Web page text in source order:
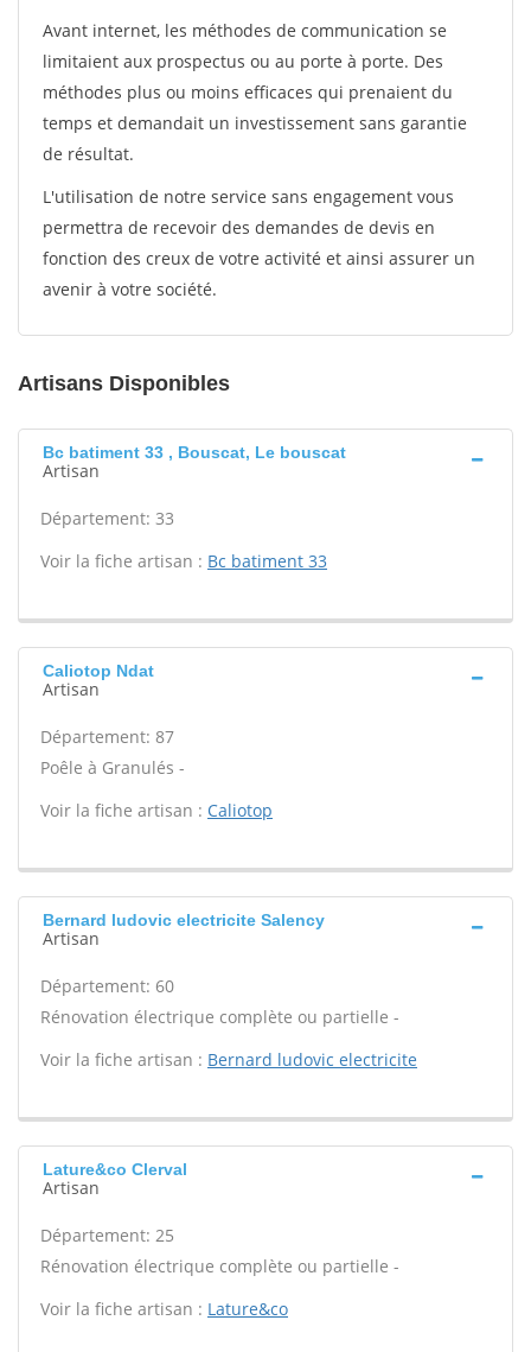
Avant internet, les méthodes de communication se
limitaient aux prospectus ou au porte à porte. Des
méthodes plus ou moins efficaces qui prenaient du
temps et demandait un investissement sans garantie
de résultat.
L'utilisation de notre service sans engagement vous
permettra de recevoir des demandes de devis en
fonction des creux de votre activité et ainsi assurer un
avenir à votre société.
Artisans Disponibles
Bc batiment 33 , Bouscat, Le bouscat
Artisan
Département: 33
Voir la fiche artisan : Bc batiment 33
Caliotop Ndat
Artisan
Département: 87
Poêle à Granulés -
Voir la fiche artisan : Caliotop
Bernard ludovic electricite Salency
Artisan
Département: 60
Rénovation électrique complète ou partielle -
Voir la fiche artisan : Bernard ludovic electricite
Lature&co Clerval
Artisan
Département: 25
Rénovation électrique complète ou partielle -
Voir la fiche artisan : Lature&co